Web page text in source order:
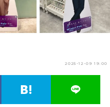
実写化映画一覧
2025-12-09 19:00